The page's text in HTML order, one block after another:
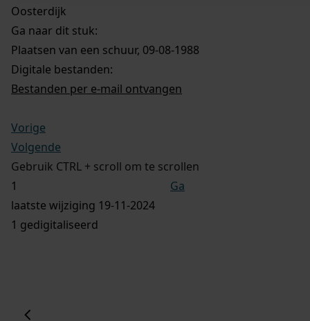
Oosterdijk
Ga naar dit stuk:
Plaatsen van een schuur, 09-08-1988
Digitale bestanden:
Bestanden per e-mail ontvangen
Vorige
Volgende
Gebruik CTRL + scroll om te scrollen
Ga
laatste wijziging 19-11-2024
1 gedigitaliseerd